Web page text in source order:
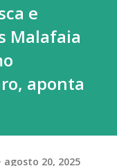
a exceção da
foi tomada diante
a prisão domiciliar,
ocorreu após o
à Presidência
redes sociais uma
e
Malafaia
aponta
agosto 20, 2025